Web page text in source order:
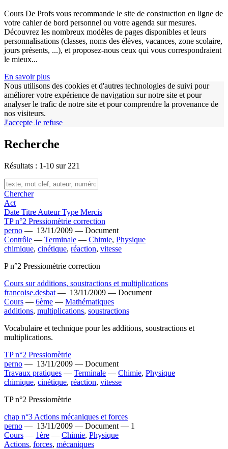
Cours De Profs vous recommande le site de construction en ligne de
votre cahier de bord personnel ou votre agenda sur mesures.
Découvrez les nombreux modèles de pages disponibles et leurs
personnalisations (classes, noms des élèves, vacances, zone scolaire,
jours présents, ...), et proposez-nous ceux qui vous correspondraient
le mieux...
En savoir plus
Nous utilisons des cookies et d'autres technologies de suivi pour
améliorer votre expérience de navigation sur notre site et pour
analyser le trafic de notre site et pour comprendre la provenance de
nos visiteurs.
J'accepte Je refuse
Recherche
Résultats : 1-10 sur 221
Chercher
Act
Date Titre AuteurType Mercis
TP n°2 Pressiomètrie correction
perno — 13/11/2009 — Document
Contrôle — Terminale — Chimie, Physique
chimique, cinétique, réaction, vitesse
P n°2 Pressiomètrie correction
Cours sur additions, soustractions et multiplications
francoise.desbat — 13/11/2009 — Document
Cours — 6ème — Mathématiques
additions, multiplications, soustractions
Vocabulaire et technique pour les additions, soustractions et
multiplications.
TP n°2 Pressiomètrie
perno — 13/11/2009 — Document
Travaux pratiques — Terminale — Chimie, Physique
chimique, cinétique, réaction, vitesse
TP n°2 Pressiomètrie
chap n°3 Actions mécaniques et forces
perno — 13/11/2009 — Document — 1
Cours — 1ère — Chimie, Physique
Actions, forces, mécaniques